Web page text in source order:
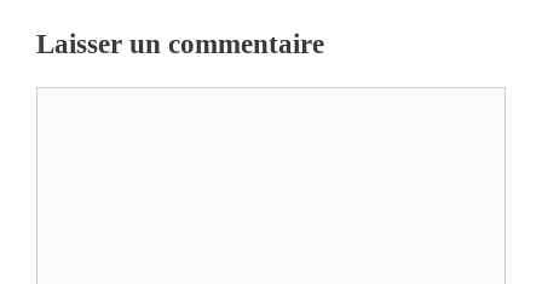
Laisser un commentaire